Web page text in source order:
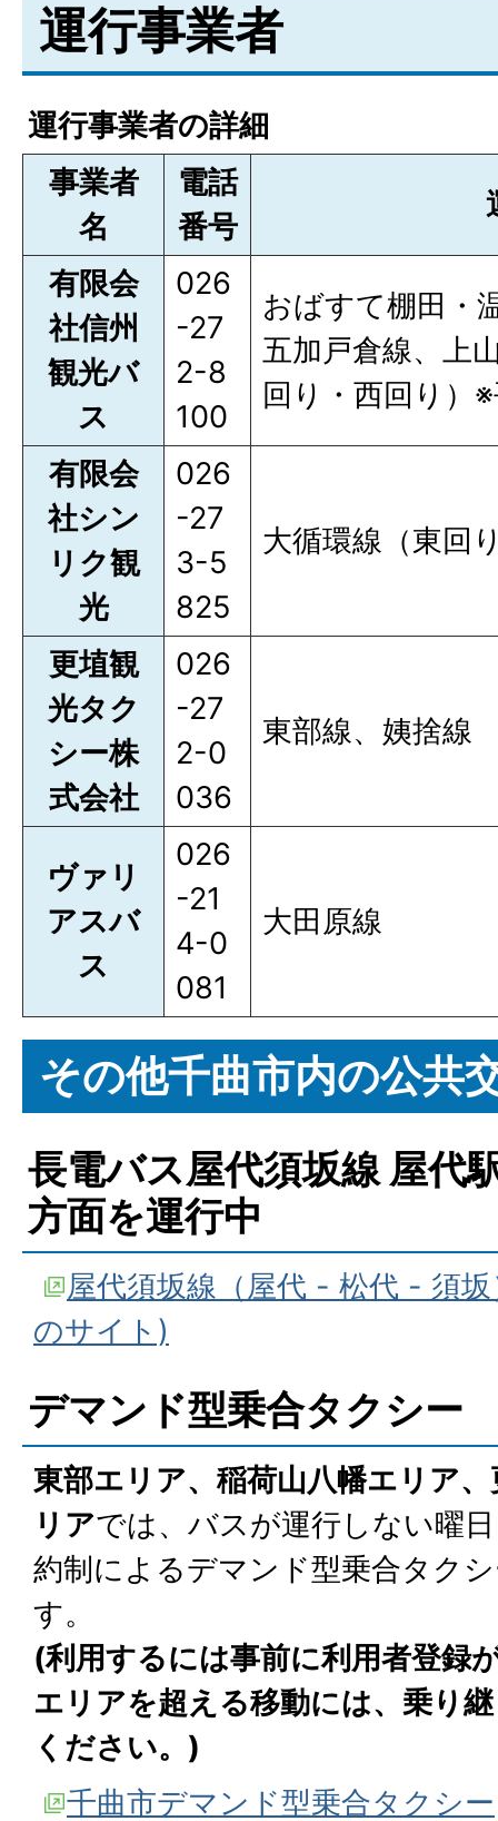
運行事業者
運行事業者の詳細
事業者
名
電話
番号
有限会
社信州
観光バ
ス
026
-27
2-8
100
おばすて棚田・
五加戸倉線、上
回り・西回り）
有限会
社シン
リク観
光
026
-27
3-5
825
大循環線（東回
更埴観
光タク
シー株
式会社
026
-27
2-0
036
東部線、姨捨線
ヴァリ
アスバ
ス
026
-21
4-0
081
大田原線
その他千曲市内の公共
長電バス屋代須坂線 屋代
方面を運行中
屋代須坂線（屋代 - 松代 - 須
のサイト)
デマンド型乗合タクシー
東部エリア、稲荷山八幡エリア
リアでは、バスが運行しない曜
約制によるデマンド型乗合タク
す。
(利用するには事前に利用者登録
エリアを超える移動には、乗り
ください。)
千曲市デマンド型乗合タクシー